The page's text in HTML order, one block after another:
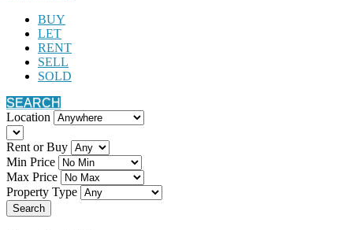
BUY
LET
RENT
SELL
SOLD
SEARCH
Location
Rent or Buy
Min Price
Max Price
Property Type
Search